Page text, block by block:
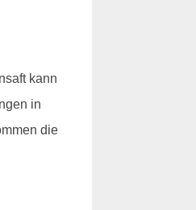
kann
in
die